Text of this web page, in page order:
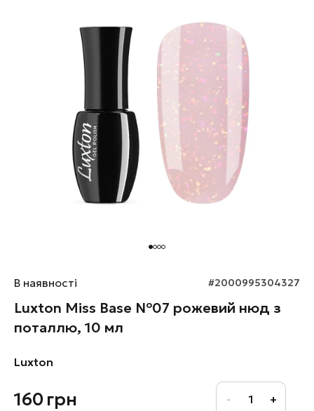
В наявності #2000995304327
Luxton Miss Base №07 рожевий нюд з
поталлю, 10 мл
Luxton
160грн